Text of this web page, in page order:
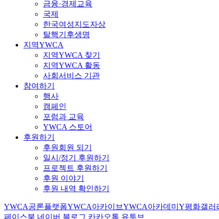
금융·경제교육
국제
한국여성지도자상
탈핵기후생명
지역YWCA
지역YWCA 찾기
지역YWCA 활동
사회서비스 기관
참여하기
행사
캠페인
포럼과 교육
YWCA 스토어
후원하기
후원회원 되기
일시/정기 후원하기
프로젝트 후원하기
후원 이야기
후원 내역 확인하기
YWCA공론플랫폼YWCA아카이브YWCA아카데미 Y평화갤러
페이스북 네이버 블로그 카카오톡 유투브